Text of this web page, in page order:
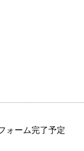
ォーム完了予定